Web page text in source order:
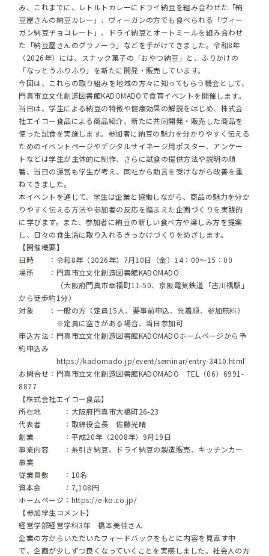
み、これまでに、レトルトカレーにドライ納豆を組み合わせた「納
豆屋さんの納豆カレー」、ヴィーガンの方でも食べられる「ヴィー
ガン納豆チョコレート」、ドライ納豆とオートミールを組み合わせ
た「納豆屋さんのグラノーラ」などを手がけてきました。令和8年
（2026年）には、スナック菓子の「おやつ納豆」と、ふりかけの
「なっとうふりふり」を新たに開発・販売しています。
今回は、これらの取り組みを地域の方々に知ってもらう機会として、
門真市立文化創造図書館KADOMADOで食育イベントを開催します。
当日は、学生による納豆の特徴や健康効果の解説をはじめ、株式会
社エイコー食品による商品紹介、新たに共同開発・販売した商品を
使った試食を実施します。参加者に納豆の魅力を分かりやすく伝える
ためのイベントページやデジタルサイネージ用ポスター、アンケー
トなどは学生が主体的に制作、さらに試食の提供方法や説明の順
番、当日の運営も学生が考え、同社から助言を受けながら改善を重
ねてきました。
本イベントを通じて、学生は企業と協働しながら、商品の魅力を分か
りやすく伝える方法や参加者の反応を踏まえた企画づくりを実践的
に学びます。また、参加者に納豆の新しい食べ方や楽しみ方を提案
し、日々の食生活に取り入れるきっかけづくりをめざします。
【開催概要】
日時 ：令和8年（2026年）7月10日（金）14：00～15：00
場所 ：門真市立文化創造図書館KADOMADO
（大阪府門真市幸福町11-50、京阪電気鉄道「古川橋駅」
から徒歩約1分）
対象 ：一般の方（定員15人、要事前申込、先着順、参加無料）
※定員に空きがある場合、当日参加可
申込方法：門真市立文化創造図書館KADOMADOホームページから予
約申込み
https://kadomado.jp/event/seminar/entry-3410.html
お問合せ：門真市立文化創造図書館KADOMADO TEL（06）6991-
8877
【株式会社エイコー食品】
所在地 ：大阪府門真市大橋町26-23
代表者 ：取締役会長 佐藤光晴
創業 ：平成20年（2008年）9月19日
事業内容 ：糸引き納豆、ドライ納豆の製造販売、キッチンカー
事業
従業員数 ：10名
資本金 ：7,108円
ホームページ： https://e-ko.co.jp/
【参加学生コメント】
経営学部経営学科3年 橋本美佳さん
企業の方からいただいたフィードバックをもとに内容を見直す中
で、企画が少しずつ良くなっていくことを実感しました。社会人の方